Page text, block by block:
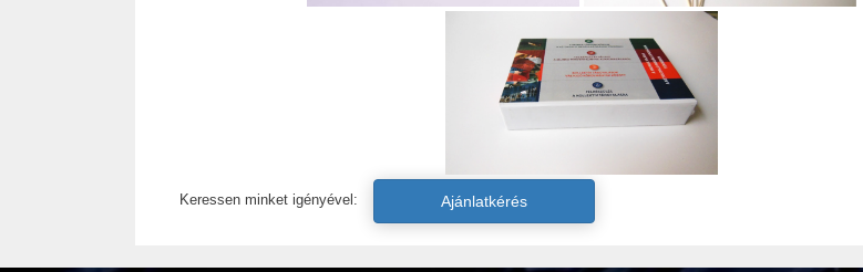
Keressen minket igényével: Ajánlatkérés